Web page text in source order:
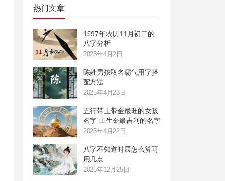
热门文章
1997年农历11月初二的
八字分析
2025年4月2日
陈姓男孩取名霸气用字搭
配方法
2025年4月23日
五行带土带金最旺的女孩
名字 土生金最吉利的名字
2025年4月22日
八字不知道时辰怎么算可
用几点
2025年12月25日